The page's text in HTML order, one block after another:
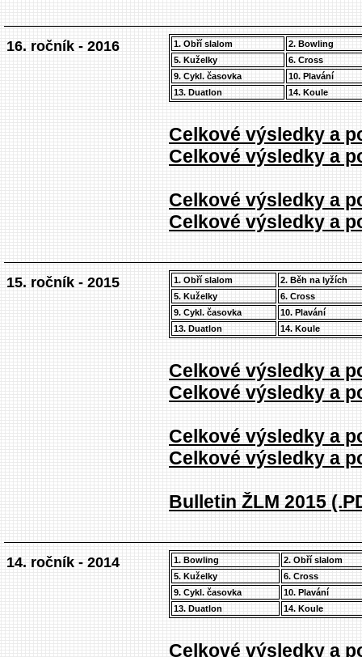
16. ročník - 2016 1. Obří slalom
2. Bowling
5. Kuželky
6. Cross
9. Cykl. časovka
10. Plavání
13. Duatlon
14. Koule
Celkové výsledky a
Celkové výsledky a
Celkové výsledky a
Celkové výsledky a
15. ročník - 2015 1. Obří slalom
2. Běh na lyžích
5. Kuželky
6. Cross
9. Cykl. časovka
10. Plavání
13. Duatlon
14. Koule
Celkové výsledky a
Celkové výsledky a
Celkové výsledky a
Celkové výsledky a
Bulletin ŽLM 2015
14. ročník - 2014 1. Bowling
2. Obří slalom
5. Kuželky
6. Cross
9. Cykl. časovka
10. Plavání
13. Duatlon
14. Koule
Celkové výsledky a